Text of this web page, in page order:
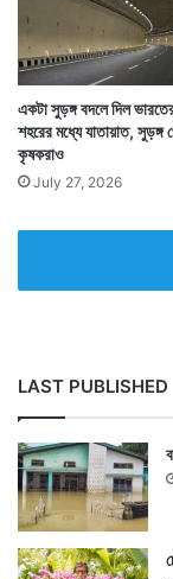
একটা সুড়ঙ্গ বদলে দিল
শহরের মধ্যে যাতায়াত, সুড়ঙ্গ
কৃষকরাও
July 27, 2026
LAST PUBLISHED